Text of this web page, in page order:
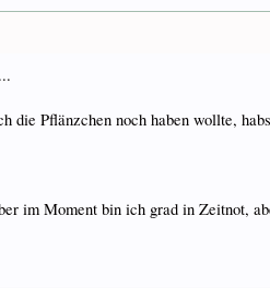
Pflänzchen noch haben wollte,
im Moment bin ich grad in Zeitnot,